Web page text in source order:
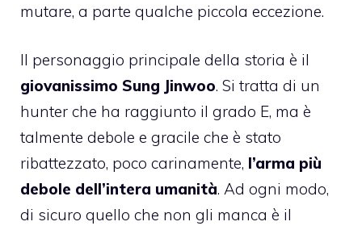
mutare, a parte qualche piccola eccezione.
Il personaggio principale della storia è il
giovanissimo Sung Jinwoo. Si tratta di un
hunter che ha raggiunto il grado E, ma è
talmente debole e gracile che è stato
ribattezzato, poco carinamente, l’arma più
debole dell’intera umanità. Ad ogni modo,
di sicuro quello che non gli manca è il